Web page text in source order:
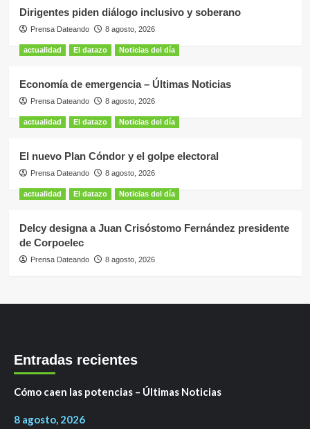
Dirigentes piden diálogo inclusivo y soberano
Prensa Dateando 8 agosto, 2026
actualidad El datazo Noticias del día
Economía de emergencia – Últimas Noticias
Prensa Dateando 8 agosto, 2026
actualidad El datazo Noticias del día
El nuevo Plan Cóndor y el golpe electoral
Prensa Dateando 8 agosto, 2026
actualidad El datazo Noticias del día
Delcy designa a Juan Crisóstomo Fernández presidente
de Corpoelec
Prensa Dateando 8 agosto, 2026
Entradas recientes
Cómo caen las potencias – Últimas Noticias
8 agosto, 2026